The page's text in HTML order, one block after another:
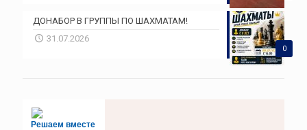
0
ДОНАБОР В ГРУППЫ ПО ШАХМАТАМ!
31.07.2026
Решаем вместе